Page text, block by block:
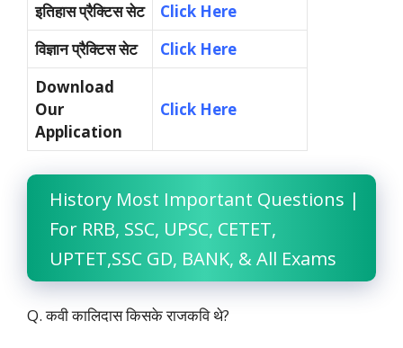
इतिहास प्रैक्टिस सेट
Click Here
विज्ञान प्रैक्टिस सेट
Click Here
Download
Our
Application
Click Here
History Most Important Questions |
For RRB, SSC, UPSC, CETET,
UPTET,SSC GD, BANK, & All Exams
Q. कवी कालिदास किसके राजकवि थे?